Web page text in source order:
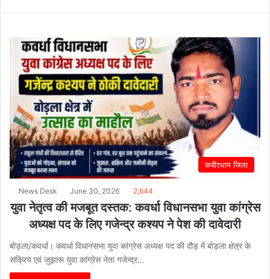
कबीरधाम जिला
News Desk June 30, 2026 2,644
युवा नेतृत्व की मजबूत दस्तक: कवर्धा विधानसभा युवा कांग्रेस
अध्यक्ष पद के लिए गजेन्द्र कश्यप ने पेश की दावेदारी
बोड़ला/कवर्धा। कवर्धा विधानसभा युवा कांग्रेस अध्यक्ष पद की दौड़ में बोड़ला क्षेत्र के
सक्रिय एवं जुझारू युवा कांग्रेस नेता गजेन्द्र…